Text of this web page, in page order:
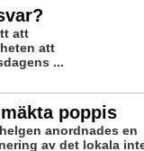
att
att
...
poppis
anordnades en
av det lokala